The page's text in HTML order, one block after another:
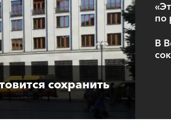
сохранить
по
В